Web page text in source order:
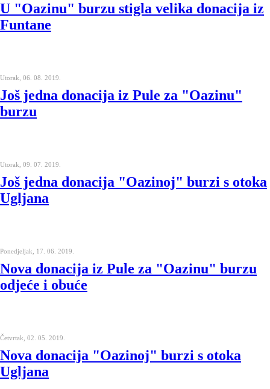
U "Oazinu" burzu stigla velika donacija iz
Funtane
Utorak, 06. 08. 2019.
Još jedna donacija iz Pule za "Oazinu"
burzu
Utorak, 09. 07. 2019.
Još jedna donacija "Oazinoj" burzi s otoka
Ugljana
Ponedjeljak, 17. 06. 2019.
Nova donacija iz Pule za "Oazinu" burzu
odjeće i obuće
Četvrtak, 02. 05. 2019.
Nova donacija "Oazinoj" burzi s otoka
Ugljana